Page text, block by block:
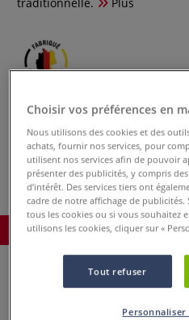
Commander
Choisir vos préférences en
Nous utilisons des cookies et des
achats, fournir nos services, pour
utilisent nos services afin de pouvoir
présenter des publicités, y compris
d’intérêt. Des services tiers ont
cadre de notre affichage de publicités.
tous les cookies ou si vous souhaitez
utilisons les cookies, cliquer sur «
Tout refuser
Personnaliser